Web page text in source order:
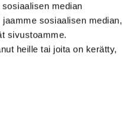
median
sosiaalisen median,
sivustoamme.
heille tai joita on kerätty,